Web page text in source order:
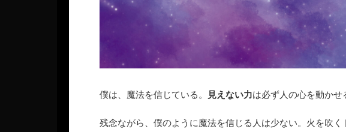
僕は、魔法を信じている。 見えない力は必ず人の心を動かせ
残念ながら、僕のように魔法を信じる人は少ない。火を吹